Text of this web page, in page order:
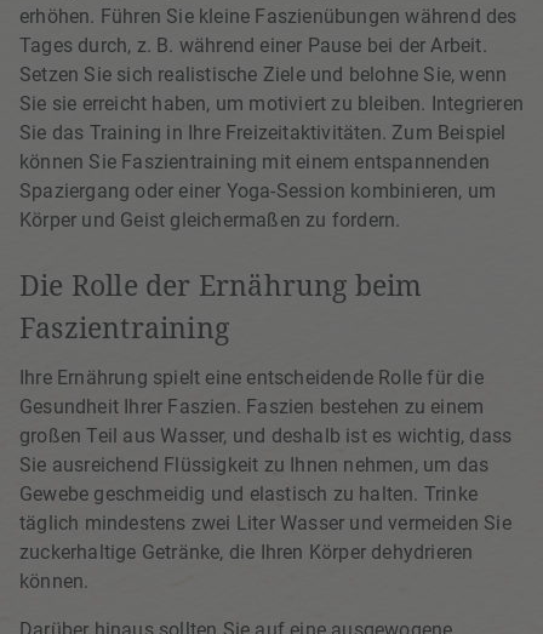
erhöhen. Führen Sie kleine Faszienübungen während des
Tages durch, z. B. während einer Pause bei der Arbeit.
Setzen Sie sich realistische Ziele und belohne Sie, wenn
Sie sie erreicht haben, um motiviert zu bleiben. Integrieren
Sie das Training in Ihre Freizeitaktivitäten. Zum Beispiel
können Sie Faszientraining mit einem entspannenden
Spaziergang oder einer Yoga-Session kombinieren, um
Körper und Geist gleichermaßen zu fordern.
Die Rolle der Ernährung beim
Faszientraining
Ihre Ernährung spielt eine entscheidende Rolle für die
Gesundheit Ihrer Faszien. Faszien bestehen zu einem
großen Teil aus Wasser, und deshalb ist es wichtig, dass
Sie ausreichend Flüssigkeit zu Ihnen nehmen, um das
Gewebe geschmeidig und elastisch zu halten. Trinke
täglich mindestens zwei Liter Wasser und vermeiden Sie
zuckerhaltige Getränke, die Ihren Körper dehydrieren
können.